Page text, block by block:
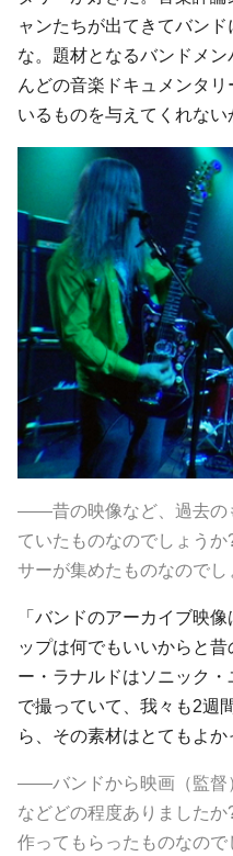
ャンたちが出てきてバン
な。題材となるバンドメ
んどの音楽ドキュメンタ
いるものを与えてくれない
――昔の映像など、過去の
ていたものなのでしょう
サーが集めたものなのでし
「バンドのアーカイブ映
ップは何でもいいからと
ー・ラナルドはソニック
で撮っていて、我々も2週
ら、その素材はとてもよか
――バンドから映画（監督
などどの程度ありました
作ってもらったものなので